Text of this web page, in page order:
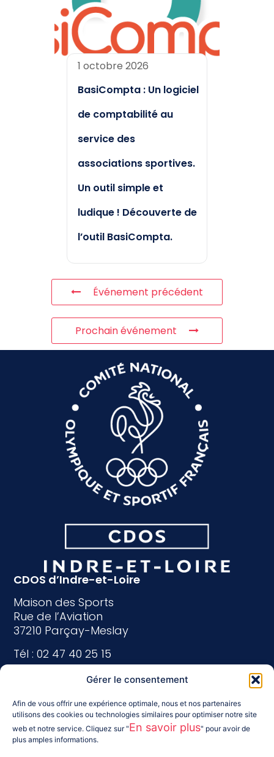
Gérer le consentement
Afin de vous offrir une expérience optimale, nous et nos partenaires
utilisons des cookies ou technologies similaires pour optimiser notre site
web et notre service. Cliquez sur "En savoir plus" pour avoir de
plus amples informations.
1 octobre 2026
BasiCompta : Un logiciel
de comptabilité au
service des
associations sportives.
Un outil simple et
ludique ! Découverte de
l’outil BasiCompta.
Événement précédent
Prochain événement
CDOS d’Indre-et-Loire
Maison des Sports
Rue de l’Aviation
37210 Parçay-Meslay
Tél : 02 47 40 25 15
indreetloire@franceolympique.com
Suivez-nous :